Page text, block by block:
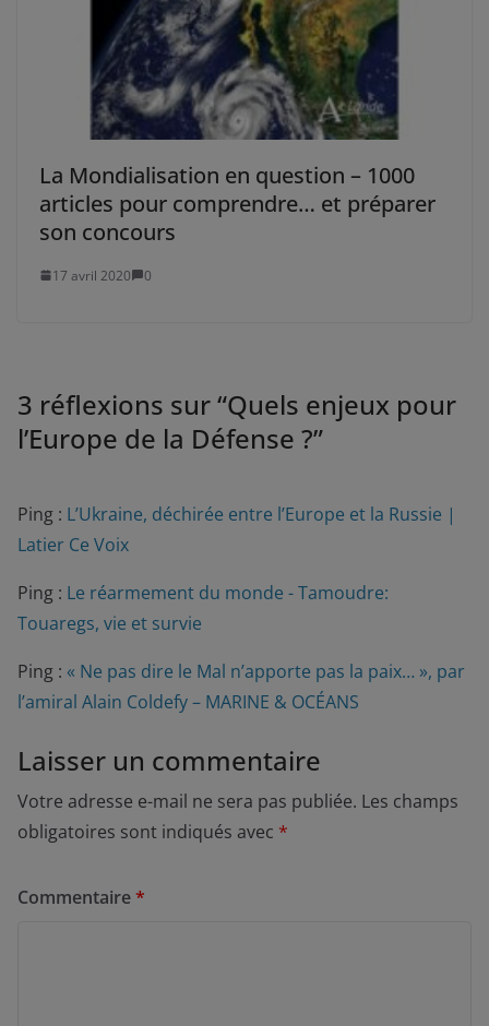
La Mondialisation en question – 1000
articles pour comprendre… et préparer
son concours
17 avril 2020 0
3 réflexions sur “Quels enjeux pour
l’Europe de la Défense ?”
Ping : L’Ukraine, déchirée entre l’Europe et la Russie |
Latier Ce Voix
Ping : Le réarmement du monde - Tamoudre:
Touaregs, vie et survie
Ping : « Ne pas dire le Mal n’apporte pas la paix… », par
l’amiral Alain Coldefy – MARINE & OCÉANS
Laisser un commentaire
Votre adresse e-mail ne sera pas publiée. Les champs
obligatoires sont indiqués avec *
Commentaire*